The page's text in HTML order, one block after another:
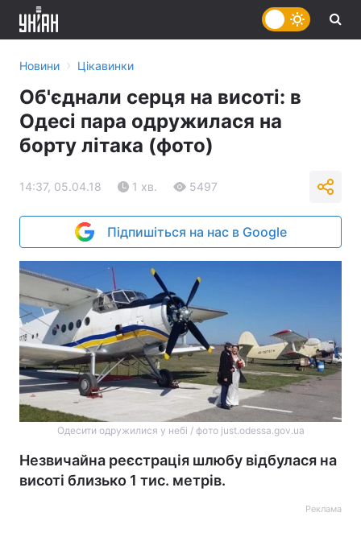
Новини › Цікавинки
Об'єднали серця на висоті: в
Одесі пара одружилася на
борту літака (фото)
14:37, 05.04.18 1 хв. 5497
Підпишіться на нас в Google
Одесити одружилися у небі / фото just.odessa.gov.ua
Незвичайна реєстрація шлюбу відбулася на
висоті близько 1 тис. метрів.
Реклама